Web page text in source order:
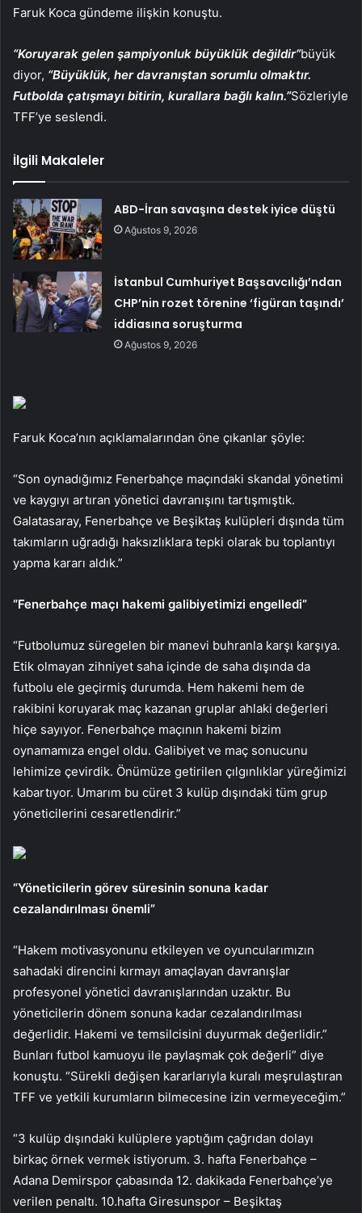
Faruk Koca gündeme ilişkin konuştu.
“Koruyarak gelen şampiyonluk büyüklük değildir”büyük
diyor, “Büyüklük, her davranıştan sorumlu olmaktır.
Futbolda çatışmayı bitirin, kurallara bağlı kalın.”Sözleriyle
TFF’ye seslendi.
İlgili Makaleler
ABD-İran savaşına destek iyice düştü
Ağustos 9, 2026
İstanbul Cumhuriyet Başsavcılığı’ndan
CHP’nin rozet törenine ‘figüran taşındı’
iddiasına soruşturma
Ağustos 9, 2026
Faruk Koca’nın açıklamalarından öne çıkanlar şöyle:
“Son oynadığımız Fenerbahçe maçındaki skandal yönetimi
ve kaygıyı artıran yönetici davranışını tartışmıştık.
Galatasaray, Fenerbahçe ve Beşiktaş kulüpleri dışında tüm
takımların uğradığı haksızlıklara tepki olarak bu toplantıyı
yapma kararı aldık.”
“Fenerbahçe maçı hakemi galibiyetimizi engelledi”
“Futbolumuz süregelen bir manevi buhranla karşı karşıya.
Etik olmayan zihniyet saha içinde de saha dışında da
futbolu ele geçirmiş durumda. Hem hakemi hem de
rakibini koruyarak maç kazanan gruplar ahlaki değerleri
hiçe sayıyor. Fenerbahçe maçının hakemi bizim
oynamamıza engel oldu. Galibiyet ve maç sonucunu
lehimize çevirdik. Önümüze getirilen çılgınlıklar yüreğimizi
kabartıyor. Umarım bu cüret 3 kulüp dışındaki tüm grup
yöneticilerini cesaretlendirir.”
“Yöneticilerin görev süresinin sonuna kadar
cezalandırılması önemli”
“Hakem motivasyonunu etkileyen ve oyuncularımızın
sahadaki direncini kırmayı amaçlayan davranışlar
profesyonel yönetici davranışlarından uzaktır. Bu
yöneticilerin dönem sonuna kadar cezalandırılması
değerlidir. Hakemi ve temsilcisini duyurmak değerlidir.”
Bunları futbol kamuoyu ile paylaşmak çok değerli” diye
konuştu. “Sürekli değişen kararlarıyla kuralı meşrulaştıran
TFF ve yetkili kurumların bilmecesine izin vermeyeceğim.”
“3 kulüp dışındaki kulüplere yaptığım çağrıdan dolayı
birkaç örnek vermek istiyorum. 3. hafta Fenerbahçe –
Adana Demirspor çabasında 12. dakikada Fenerbahçe’ye
verilen penaltı. 10.hafta Giresunspor – Beşiktaş